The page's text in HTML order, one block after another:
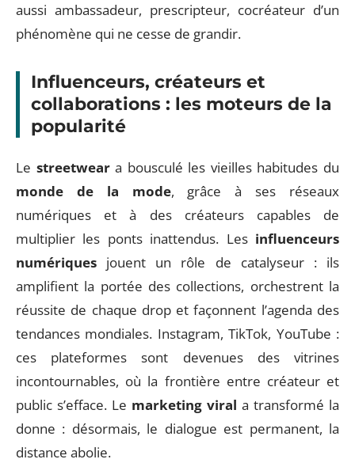
aussi ambassadeur, prescripteur, cocréateur d’un
phénomène qui ne cesse de grandir.
Influenceurs, créateurs et
collaborations : les moteurs de la
popularité
Le streetweara bousculé les vieilles habitudes du
monde de la mode, grâce à ses réseaux
numériques et à des créateurs capables de
multiplier les ponts inattendus. Les influenceurs
numériques jouent un rôle de catalyseur : ils
amplifient la portée des collections, orchestrent la
réussite de chaque drop et façonnent l’agenda des
tendances mondiales. Instagram, TikTok, YouTube :
ces plateformes sont devenues des vitrines
incontournables, où la frontière entre créateur et
public s’efface. Le marketing viral a transformé la
donne : désormais, le dialogue est permanent, la
distance abolie.